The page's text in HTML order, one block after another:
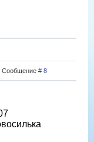
Сообщение # 8